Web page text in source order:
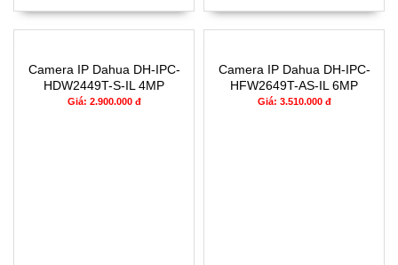
Camera IP Dahua DH-IPC-
HDW2449T-S-IL 4MP
Giá: 2.900.000 đ
Camera IP Dahua DH-IPC-
HFW2649T-AS-IL 6MP
Giá: 3.510.000 đ